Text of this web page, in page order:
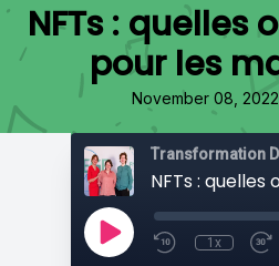
NFTs : quelles
pour les
November 08, 2022
Transformation
1x